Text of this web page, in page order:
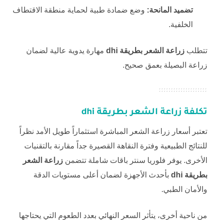
تضميد المانحة: وضع ضمادة طبية لحماية منطقة الاقتطاف
الخلفية.
تتطلب زراعة الشعر بطريقة dhi
مهارة يدوية عالية لضمان
زراعة البصيلة بعمق صحيح.
تكلفة زراعة الشعر بطريقة dhi
تعتبر أسعار زراعة الشعر المباشرة استثماراً طويل الأمد نظراً
للنتائج الطبيعية وفترة النقاهة القصيرة جداً مقارنة بالتقنيات
الأخرى. يوفر فلوريا سنتر باقات شاملة تتضمن زراعة الشعر
بطريقة dhi
بأحدث الأجهزة لضمان أعلى مستويات الدقة
والأمان الطبي.
من ناحية أخرى، يتأثر السعر النهائي بعدد الطعوم التي يحتاجها